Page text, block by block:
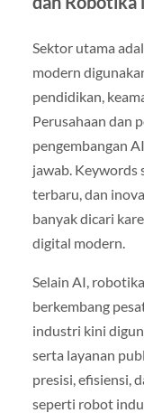
Sektor utama
modern
pendidikan,
Perusahaan dan
pengembangan
jawab. Keywords
terbaru, dan
banyak dicari
digital modern.
Selain AI,
berkembang
industri kini
serta layanan
presisi, efisiensi,
seperti robot